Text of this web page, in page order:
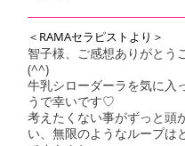
＜RAMAセラピストより＞
智子様、ご感想ありがとう
(^^)
牛乳シローダーラを気に入
うで幸いです♡
考えたくない事がずっと頭
い、無限のようなループは